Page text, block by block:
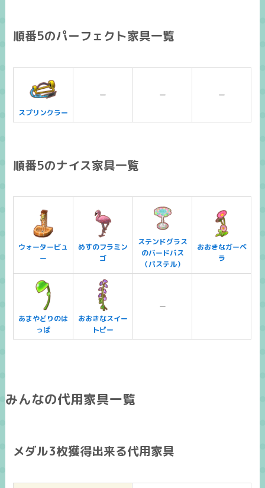
順番5のパーフェクト家具一覧
スプリンクラー
ー ー ー
順番5のナイス家具一覧
ウォータービュ
ー
めすのフラミン
ゴ
ステンドグラス
のバードバス
（パステル）
おおきなガーベ
ラ
あまやどりのは
っぱ
おおきなスイー
トピー
ー
みんなの代用家具一覧
メダル3枚獲得出来る代用家具